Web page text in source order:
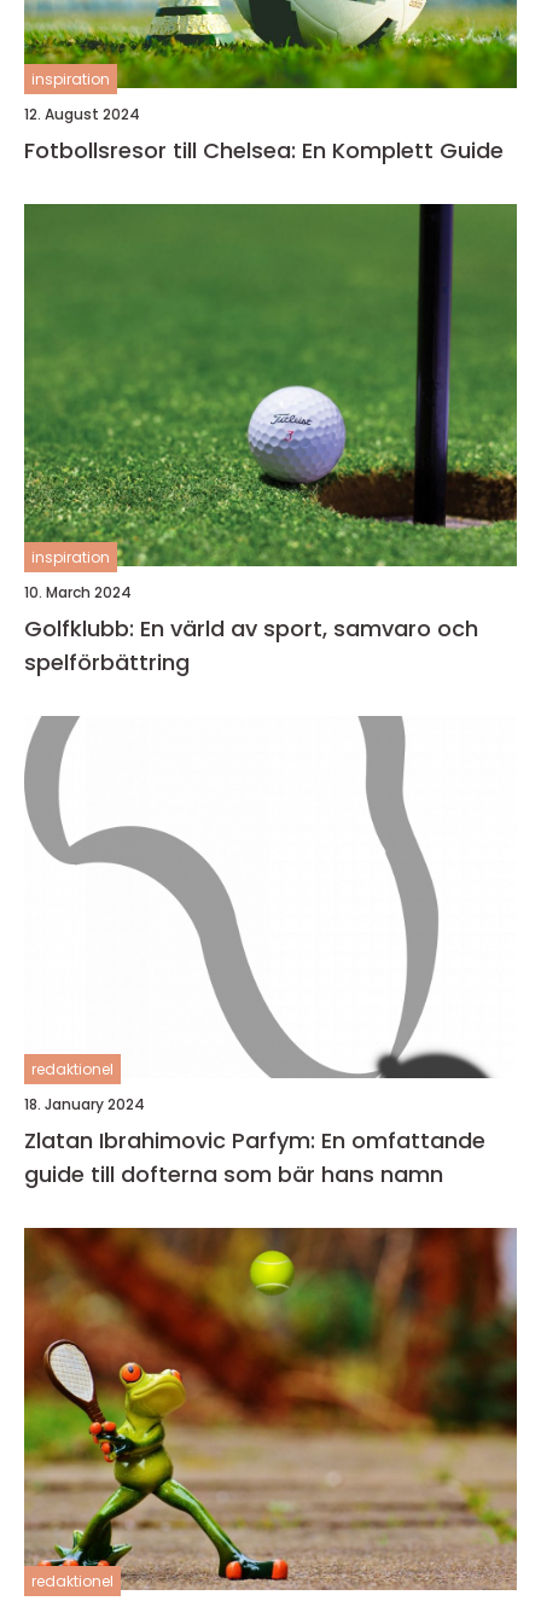
inspiration
12. August 2024
Fotbollsresor till Chelsea: En Komplett Guide
inspiration
10. March 2024
Golfklubb: En värld av sport, samvaro och
spelförbättring
redaktionel
18. January 2024
Zlatan Ibrahimovic Parfym: En omfattande
guide till dofterna som bär hans namn
redaktionel